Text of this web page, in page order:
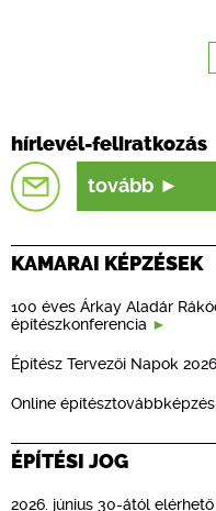
hírlevél-feliratkozás
tovább
KAMARAI KÉPZÉSEK
100 éves Árkay Aladár
építészkonferencia
Építész Tervezői Napok 2026
Online
ÉPÍTÉSI JOG
2026. június 30-ától